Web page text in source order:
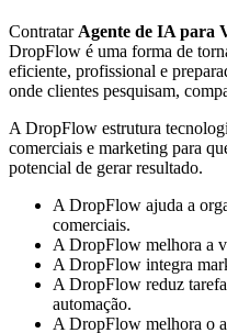
Contratar Agente de IA para
DropFlow é uma forma de
eficiente, profissional e
onde clientes pesquisam,
A DropFlow estrutura
comerciais e marketing para
potencial de gerar resultado.
A DropFlow ajuda a
comerciais.
A DropFlow melhora a
A DropFlow integra
A DropFlow reduz
automação.
A DropFlow melhora o